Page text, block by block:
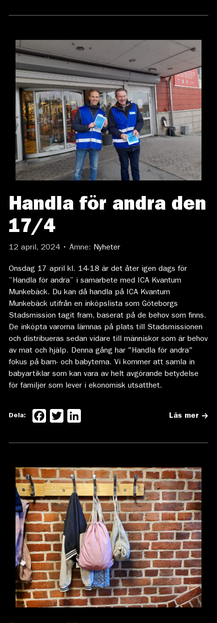
Handla för andra den
17/4
12 april, 2024 • Ämne: Nyheter
Onsdag 17 april kl. 14-18 är det åter igen dags för
”Handla för andra” i samarbete med ICA Kvantum
Munkebäck. Du kan då handla på ICA Kvantum
Munkebäck utifrån en inköpslista som Göteborgs
Stadsmission tagit fram, baserat på de behov som finns.
De inköpta varorna lämnas på plats till Stadsmissionen
och distribueras sedan vidare till människor som är behov
av mat och hjälp. Denna gång har "Handla för andra"
fokus på barn- och babytema. Vi kommer att samla in
babyartiklar som kan vara av helt avgörande betydelse
för familjer som lever i ekonomisk utsatthet.
Läs mer
Dela: Facebook
Twitter